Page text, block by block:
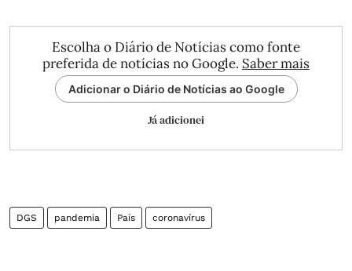
Escolha o Diário de Notícias como fonte
preferida de notícias no Google. Saber mais
Adicionar o Diário de Notícias ao Google
Já adicionei
DGS pandemia País coronavírus